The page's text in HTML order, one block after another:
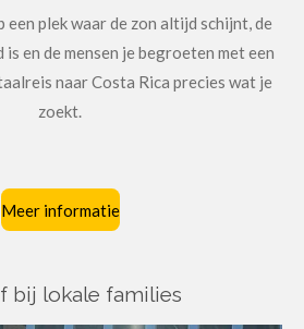
een plek waar de zon altijd schijnt, de
en de mensen je begroeten met een
naar Costa Rica precies wat je
zoekt.
Meer informatie
bij lokale families